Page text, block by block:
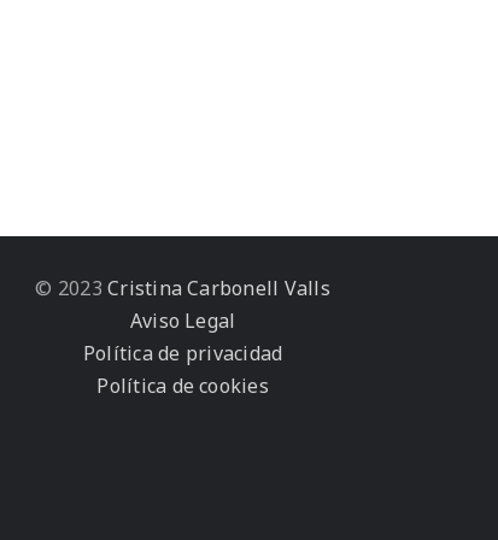
© 2023 Cristina Carbonell Valls
Aviso Legal
Política de privacidad
Política de cookies